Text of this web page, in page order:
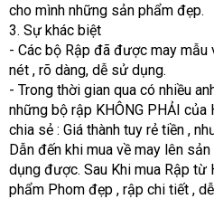
cho mình những sản phẩm đẹp.
3. Sự khác biệt
- Các bộ Rập đã được may
nét , rõ dàng, dễ sử dụng.
- Trong thời gian qua có nhiều
những bộ rập KHÔNG PHẢI
chia sẻ : Giá thành tuy rẻ tiền ,
Dẫn đến khi mua về may lên
dụng được. Sau Khi mua Rập
phẩm Phom đẹp , rập chi tiết ,